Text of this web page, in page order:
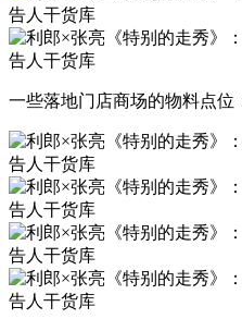
一些落地门店商场的物料点位